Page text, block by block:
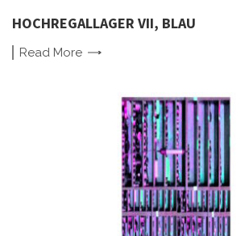
HOCHREGALLAGER VII, BLAU
Read More